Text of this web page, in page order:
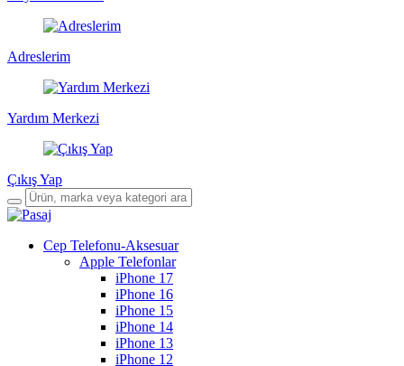
Adreslerim
Yardım Merkezi
Çıkış Yap
Cep Telefonu-Aksesuar
Apple Telefonlar
iPhone 17
iPhone 16
iPhone 15
iPhone 14
iPhone 13
iPhone 12